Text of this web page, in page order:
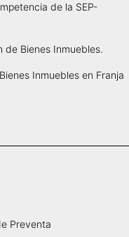
de la SEP-
de Bienes Inmuebles.
Inmuebles en Franja
Preventa